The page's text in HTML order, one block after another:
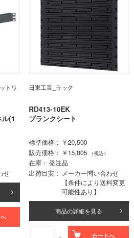
トワ
(1
せ
日東工業_ラック
RD413-10EK
ブランクシート
標準価格
￥20,500
販売価格
￥15,805 （税込）
在庫
発注品
出荷目安
メーカー問い合わせ
【条件により送料変更
可能性あり】
商品の詳細を見る
カートへ